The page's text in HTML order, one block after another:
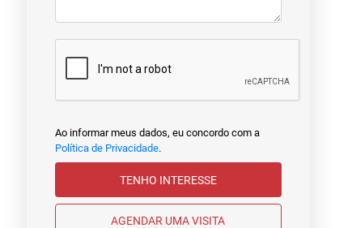
Ao informar meus dados, eu concordo com a
Política de Privacidade.
TENHO INTERESSE
AGENDAR UMA VISITA